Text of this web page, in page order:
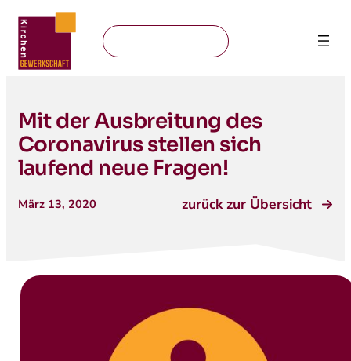
Mit der Ausbreitung des
Coronavirus stellen sich
laufend neue Fragen!
März 13, 2020 zurück zur Übersicht